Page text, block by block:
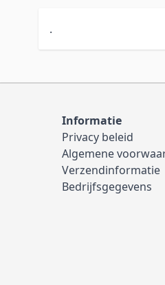
.
Informatie
Privacy beleid
Algemene
Verzendinformatie
Bedrijfsgegevens